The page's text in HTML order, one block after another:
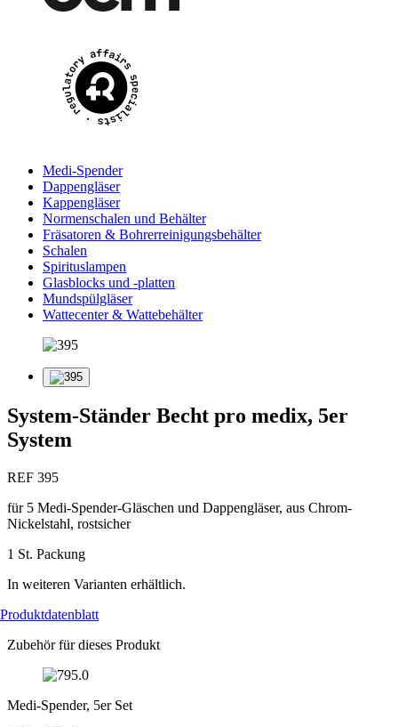
Medi-Spender
Dappengläser
Kappengläser
Normenschalen und Behälter
Fräsatoren & Bohrerreinigungsbehälter
Schalen
Spirituslampen
Glasblocks und -platten
Mundspülgläser
Wattecenter & Wattebehälter
System-Ständer Becht pro medix, 5er
System
REF 395
für 5 Medi-Spender-Gläschen und Dappengläser, aus Chrom-
Nickelstahl, rostsicher
1 St. Packung
In weiteren Varianten erhältlich.
Produktdatenblatt
Zubehör für dieses Produkt
Medi-Spender, 5er Set